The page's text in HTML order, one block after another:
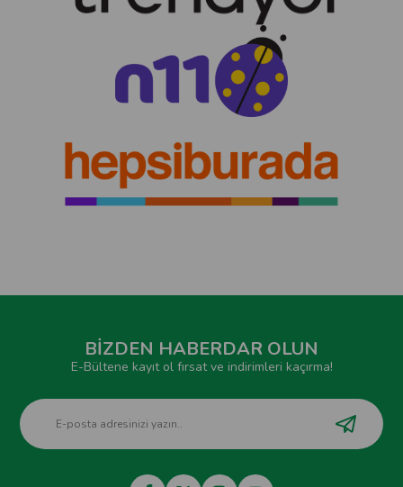
BİZDEN HABERDAR OLUN
E-Bültene kayıt ol fırsat ve indirimleri kaçırma!